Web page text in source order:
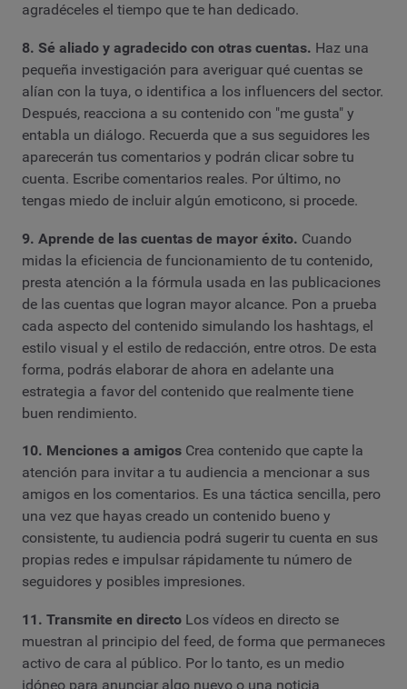
agradéceles el tiempo que te han dedicado.
8. Sé aliado y agradecido con otras cuentas. Haz una
pequeña investigación para averiguar qué cuentas se
alían con la tuya, o identifica a los influencers del sector.
Después, reacciona a su contenido con "me gusta" y
entabla un diálogo. Recuerda que a sus seguidores les
aparecerán tus comentarios y podrán clicar sobre tu
cuenta. Escribe comentarios reales. Por último, no
tengas miedo de incluir algún emoticono, si procede.
9. Aprende de las cuentas de mayor éxito. Cuando
midas la eficiencia de funcionamiento de tu contenido,
presta atención a la fórmula usada en las publicaciones
de las cuentas que logran mayor alcance. Pon a prueba
cada aspecto del contenido simulando los hashtags, el
estilo visual y el estilo de redacción, entre otros. De esta
forma, podrás elaborar de ahora en adelante una
estrategia a favor del contenido que realmente tiene
buen rendimiento.
10. Menciones a amigos Crea contenido que capte la
atención para invitar a tu audiencia a mencionar a sus
amigos en los comentarios. Es una táctica sencilla, pero
una vez que hayas creado un contenido bueno y
consistente, tu audiencia podrá sugerir tu cuenta en sus
propias redes e impulsar rápidamente tu número de
seguidores y posibles impresiones.
11. Transmite en directo Los vídeos en directo se
muestran al principio del feed, de forma que permaneces
activo de cara al público. Por lo tanto, es un medio
idóneo para anunciar algo nuevo o una noticia